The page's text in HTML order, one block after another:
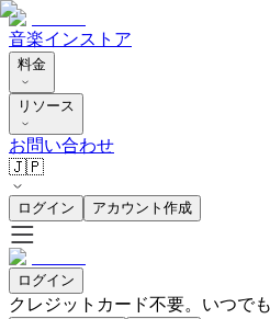
音楽インストア
料金
リソース
お問い合わせ
🇯🇵
ログイン アカウント作成
ログイン
クレジットカード不要。いつで